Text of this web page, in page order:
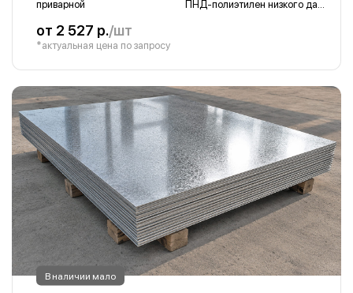
приварной ПНД-полиэтилен низкого давления
от 2 527 р./шт
*актуальная цена по запросу
В наличии мало